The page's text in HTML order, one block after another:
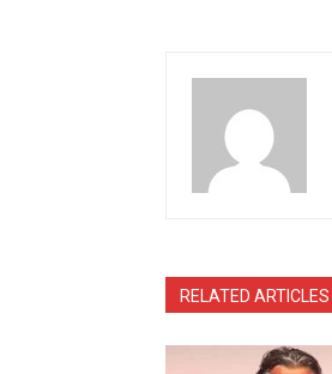
RELATED ARTICLES